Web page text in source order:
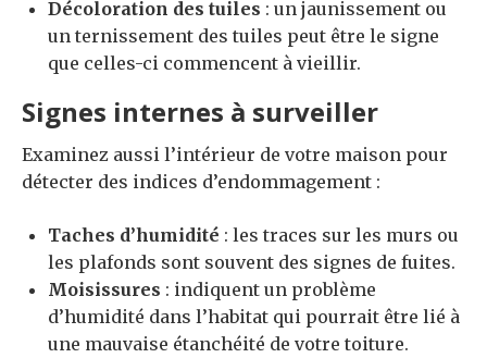
Décoloration des tuiles : un jaunissement ou
un ternissement des tuiles peut être le signe
que celles-ci commencent à vieillir.
Signes internes à surveiller
Examinez aussi l’intérieur de votre maison pour
détecter des indices d’endommagement :
Taches d’humidité : les traces sur les murs ou
les plafonds sont souvent des signes de fuites.
Moisissures : indiquent un problème
d’humidité dans l’habitat qui pourrait être lié à
une mauvaise étanchéité de votre toiture.